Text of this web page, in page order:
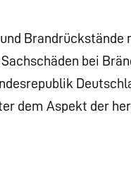
bei
dem Aspekt der